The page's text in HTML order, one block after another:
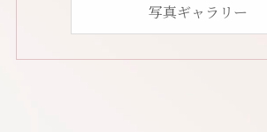
写真ギャラリー